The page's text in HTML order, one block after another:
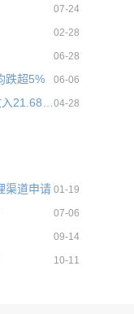
07-24
02-28
06-28
跌超5% 06-06
04-28
渠道申请 01-19
07-06
09-14
10-11